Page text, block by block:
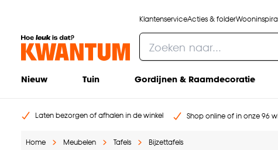
KlantenserviceActies & folder
Nieuw Tuin Gordijnen & Raamdecoratie
Laten bezorgen of afhalen in de winkel Shop online of in onze 96
Home Meubelen Tafels Bijzettafels